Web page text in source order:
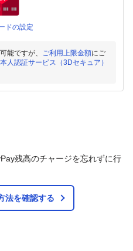
ドの設定
能ですが、 ご利用上限金額にご
本人認証サービス（3Dセキュア）
残高のチャージを忘れずに行
法を確認する